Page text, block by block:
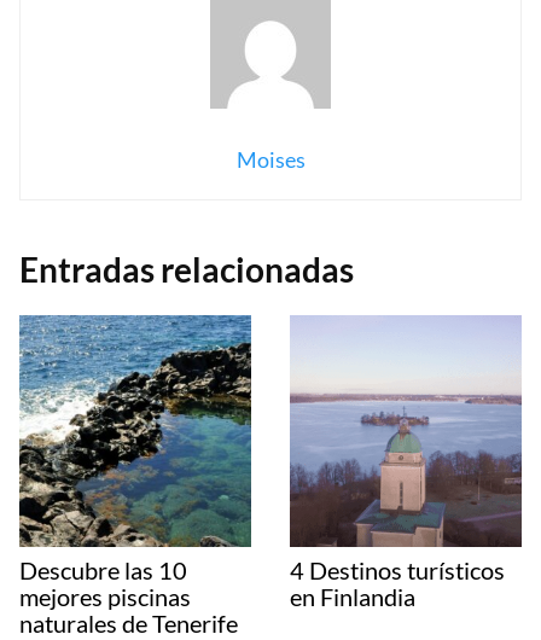
Moises
Entradas relacionadas
Descubre las 10
mejores piscinas
naturales de Tenerife
4 Destinos turísticos
en Finlandia